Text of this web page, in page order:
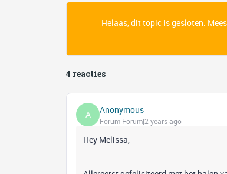
Helaas, dit topic is gesloten.
4 reacties
A Anonymous
Forum|Forum|2 years ago
Hey Melissa,